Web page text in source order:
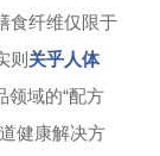
食纤维仅限于
则 关乎人体
领域的“配方
健康解决方